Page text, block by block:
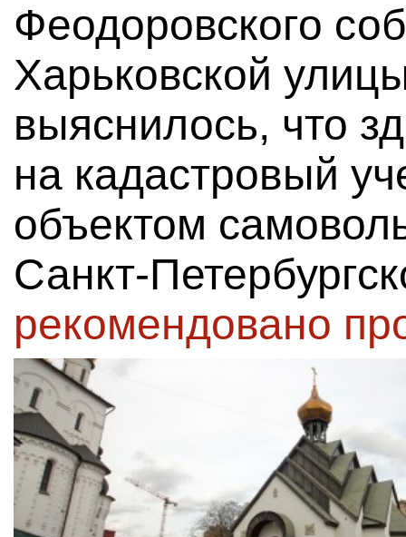
Феодоровского
Харьковской
выяснилось, что
на кадастровый
объектом
Санкт-
рекомендовано